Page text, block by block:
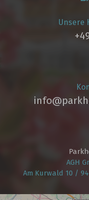
Unsere
AGH
Am Kurwald 10 /